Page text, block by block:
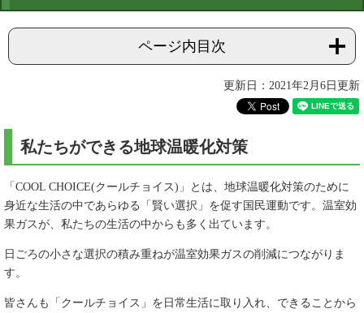
ページ内目次
更新日：2021年2月6日更新
私たちができる地球温暖化対策
「COOL CHOICE(クールチョイス)」とは、地球温暖化対策のために
身近な生活の中であらゆる「賢い選択」を促す国民運動です。温室効
果ガスが、私たちの生活の中からも多く出ています。
日ごろの小さな選択の積み重ねが温室効果ガスの削減につながりま
す。
皆さんも「クールチョイス」を日常生活に取り入れ、できることから